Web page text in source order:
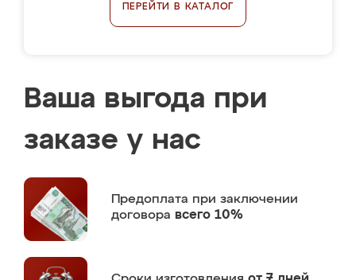
ПЕРЕЙТИ В КАТАЛОГ
Ваша выгода при
заказе у нас
Предоплата при заключении
договора всего 10%